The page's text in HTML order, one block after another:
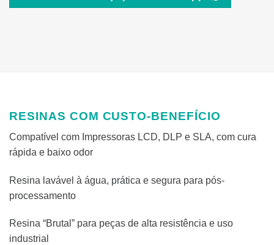
RESINAS COM CUSTO-BENEFÍCIO
Compatível com Impressoras LCD, DLP e SLA, com cura
rápida e baixo odor
Resina lavável à água, prática e segura para pós-
processamento
Resina “Brutal” para peças de alta resistência e uso
industrial